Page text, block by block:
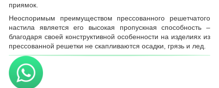
приямок.
Неоспоримым преимуществом прессованного решетчатого
настила является его высокая пропускная способность –
благодаря своей конструктивной особенности на изделиях из
прессованной решетки не скапливаются осадки, грязь и лед.